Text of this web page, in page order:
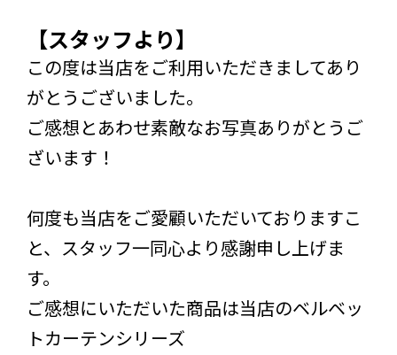
【スタッフより】
この度は当店をご利用いただきましてあり
がとうございました。
ご感想とあわせ素敵なお写真ありがとうご
ざいます！
何度も当店をご愛顧いただいておりますこ
と、スタッフ一同心より感謝申し上げま
す。
ご感想にいただいた商品は当店のベルベッ
トカーテンシリーズ